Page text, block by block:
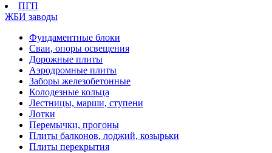
ПГП
ЖБИ заводы
Фундаментные блоки
Сваи, опоры освещения
Дорожные плиты
Аэродромные плиты
Заборы железобетонные
Колодезные кольца
Лестницы, марши, ступени
Лотки
Перемычки, прогоны
Плиты балконов, лоджий, козырьки
Плиты перекрытия